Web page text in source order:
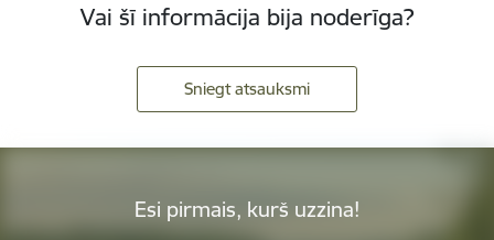
Vai šī informācija bija noderīga?
Sniegt atsauksmi
Esi pirmais, kurš uzzina!